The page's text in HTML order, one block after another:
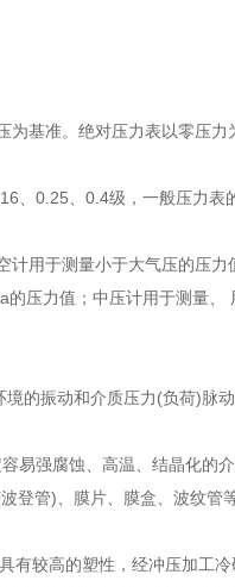
为基准。绝对压力表以零压力
、0.25、0.4级，一般压力表
用于测量小于大气压的压力
压力值；中压计用于测量、
的振动和介质压力(负荷)脉动
易强腐蚀、高温、结晶化的介
登管)、膜片、膜盒、波纹管
有较高的塑性，经冲压加工